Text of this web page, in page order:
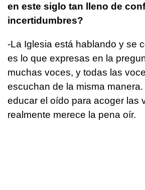
en este siglo tan lleno de
incertidumbres?
-La Iglesia está hablando y se
es lo que expresas en la
muchas voces, y todas las
escuchan de la misma
educar el oído para acoger las
realmente merece la pena oír.